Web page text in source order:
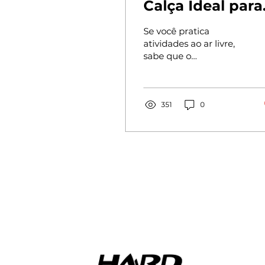
Calça Ideal para
Trekking, Trilha e
Aventura
Se você pratica
atividades ao ar livre,
sabe que o
essenciais, a escolha
351 0